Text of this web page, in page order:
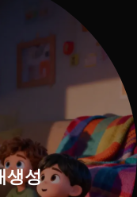
생성